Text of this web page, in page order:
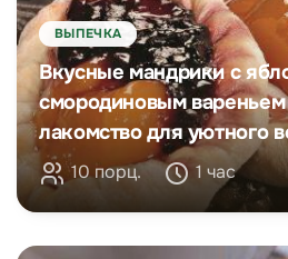
ВЫПЕЧКА
Вкусные мандрики с
смородиновым
лакомство для уютного
10 порц. 1 час